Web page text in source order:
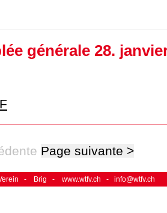
générale 28.
Page suivante >
Verein - Brig - www.wtfv.ch - info@wtfv.ch